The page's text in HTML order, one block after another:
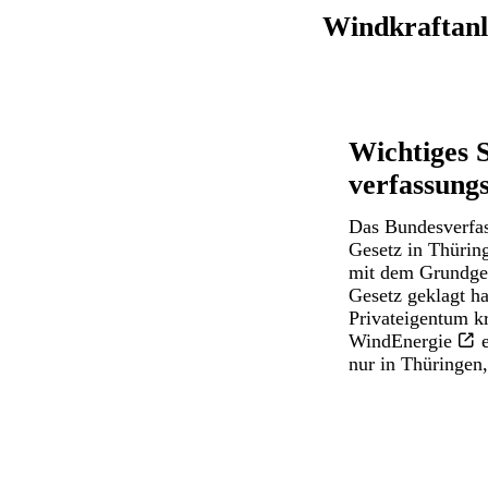
Wichtiges
Das
Gesetz in
mit dem
Gesetz geklagt
Privateigentum
WindEnergie
nur in